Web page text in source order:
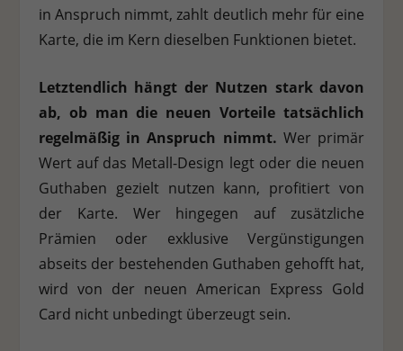
in Anspruch nimmt, zahlt deutlich mehr für eine
Karte, die im Kern dieselben Funktionen bietet.
Letztendlich hängt der Nutzen stark davon
ab, ob man die neuen Vorteile tatsächlich
regelmäßig in Anspruch nimmt. Wer primär
Wert auf das Metall-Design legt oder die neuen
Guthaben gezielt nutzen kann, profitiert von
der Karte. Wer hingegen auf zusätzliche
Prämien oder exklusive Vergünstigungen
abseits der bestehenden Guthaben gehofft hat,
wird von der neuen American Express Gold
Card nicht unbedingt überzeugt sein.